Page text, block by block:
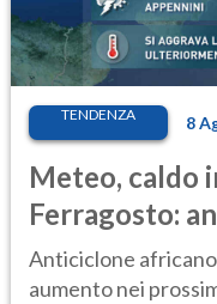
TENDENZA 8
Meteo, caldo
Ferragosto:
ancora
Anticiclone
aumento nei